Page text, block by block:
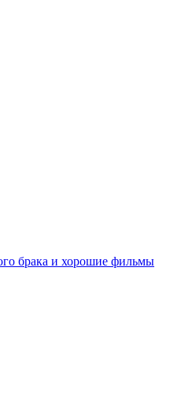
брака и хорошие фильмы